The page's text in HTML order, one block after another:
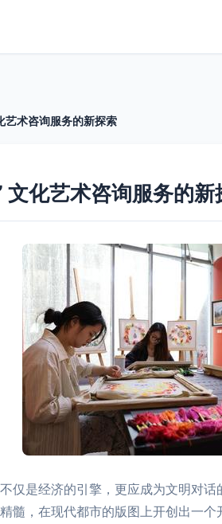
艺术咨询服务的新探索
文化艺术咨询服务的新
仅是经济的引擎，更应成为文明对
髓，在现代都市的版图上开创出一